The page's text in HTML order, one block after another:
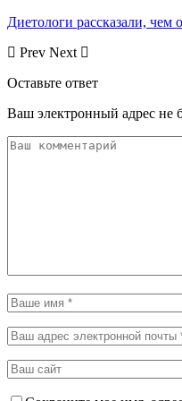
Диетологи рассказали, чем
Prev Next
Оставьте ответ
Ваш электронный адрес не